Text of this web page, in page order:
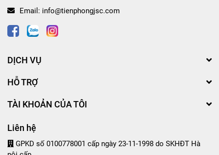
Email: info@tienphongjsc.com
DỊCH VỤ
HỖ TRỢ
TÀI KHOẢN CỦA TÔI
Liên hệ
GPKD số 0100778001 cấp ngày 23-11-1998 do SKHĐT Hà